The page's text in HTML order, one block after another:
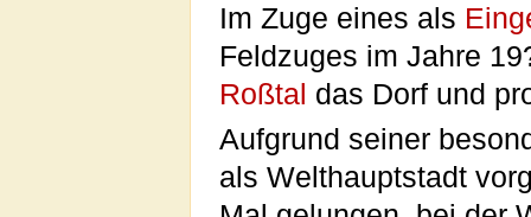
Im Zuge eines als
Feldzuges im Jahre
Roßtal das Dorf und
Aufgrund seiner
als Welthauptstadt